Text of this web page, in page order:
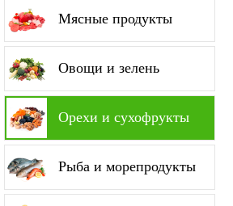
Мясные продукты
Овощи и зелень
Орехи и сухофрукты
Рыба и морепродукты